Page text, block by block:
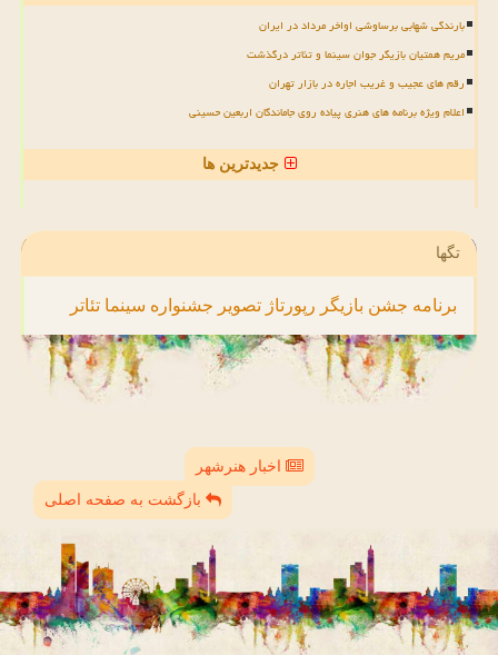
بارندگی شهابی برساوشی اواخر مرداد در ایران
مریم همتیان بازیگر جوان سینما و تئاتر درگذشت
رقم های عجیب و غریب اجاره در بازار تهران
اعلام ویژه برنامه های هنری پیاده روی جاماندگان اربعین حسینی
جدیدترین ها
تگها
برنامه جشن بازیگر رپورتاژ تصویر جشنواره سینما تئاتر
اخبار هنرشهر
بازگشت به صفحه اصلی